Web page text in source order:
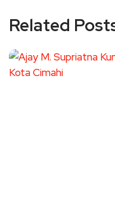
Related